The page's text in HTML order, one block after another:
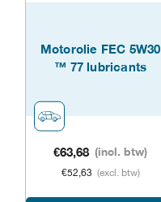
Motorolie FEC 5W30
™ 77 lubricants
€63,68 (incl. btw)
€52,63 (excl. btw)